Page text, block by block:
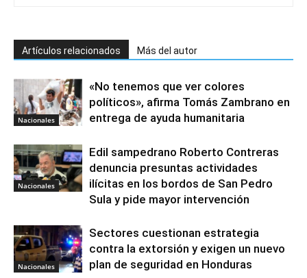
Artículos relacionados Más del autor
Nacionales
«No tenemos que ver colores
políticos», afirma Tomás Zambrano en
entrega de ayuda humanitaria
Nacionales
Edil sampedrano Roberto Contreras
denuncia presuntas actividades
ilícitas en los bordos de San Pedro
Sula y pide mayor intervención
Nacionales
Sectores cuestionan estrategia
contra la extorsión y exigen un nuevo
plan de seguridad en Honduras